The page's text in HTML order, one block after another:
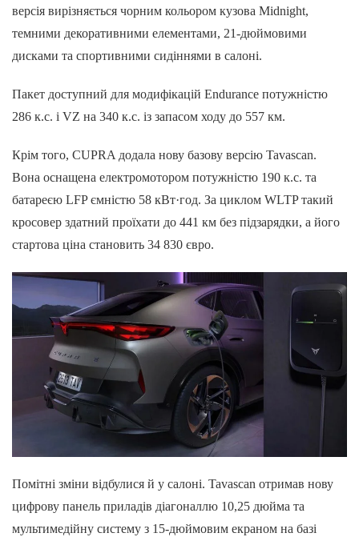
версія вирізняється чорним кольором кузова Midnight,
темними декоративними елементами, 21-дюймовими
дисками та спортивними сидіннями в салоні.
Пакет доступний для модифікацій Endurance потужністю
286 к.с. і VZ на 340 к.с. із запасом ходу до 557 км.
Крім того, CUPRA додала нову базову версію Tavascan.
Вона оснащена електромотором потужністю 190 к.с. та
батареєю LFP ємністю 58 кВт·год. За циклом WLTP такий
кросовер здатний проїхати до 441 км без підзарядки, а його
стартова ціна становить 34 830 євро.
Помітні зміни відбулися й у салоні. Tavascan отримав нову
цифрову панель приладів діагоналлю 10,25 дюйма та
мультимедійну систему з 15-дюймовим екраном на базі